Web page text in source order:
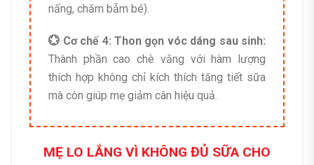
nấng, chăm bẵm bé).
💮 Cơ chế 4: Thon gọn vóc dáng sau sinh:
Thành phần cao chè vằng với hàm lượng
thích hợp không chỉ kích thích tăng tiết sữa
mà còn giúp mẹ giảm cân hiệu quả.
MẸ LO LẮNG VÌ KHÔNG ĐỦ SỮA CHO